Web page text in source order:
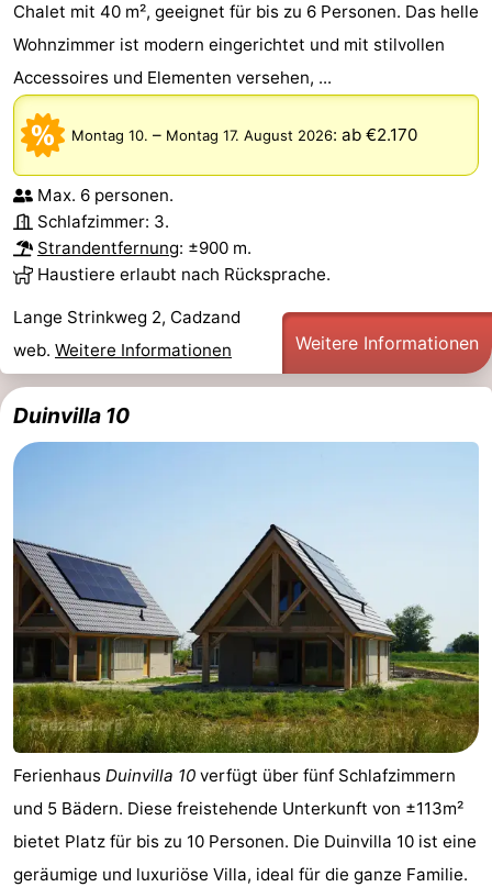
Chalet mit 40 m², geeignet für bis zu 6 Personen. Das helle
Wohnzimmer ist modern eingerichtet und mit stilvollen
Accessoires und Elementen versehen, ...
Montag 10. – Montag 17. August 2026: ab €2.170
Max. 6 personen.
Schlafzimmer: 3.
Strandentfernung: ±900 m.
Haustiere erlaubt nach Rücksprache.
Lange Strinkweg 2, Cadzand
web. Weitere Informationen Weitere Informationen
Duinvilla 10
Ferienhaus Duinvilla 10 verfügt über fünf Schlafzimmern
und 5 Bädern. Diese freistehende Unterkunft von ±113m²
bietet Platz für bis zu 10 Personen. Die Duinvilla 10 ist eine
geräumige und luxuriöse Villa, ideal für die ganze Familie.